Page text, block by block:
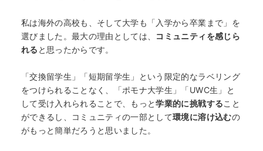
私は海外の高校も、そして大学も「入学から卒業まで」を
選びました。最大の理由としては、 コミュニティを感じら
れる と思ったからです。
「交換留学生」「短期留学生」という限定的なラベリング
をつけられることなく、「ポモナ大学生」「UWC生」と
して受け入れられることで、もっと学業的に挑戦すること
ができるし、コミュニティの一部として環境に溶け込むの
がもっと簡単だろうと思いました。